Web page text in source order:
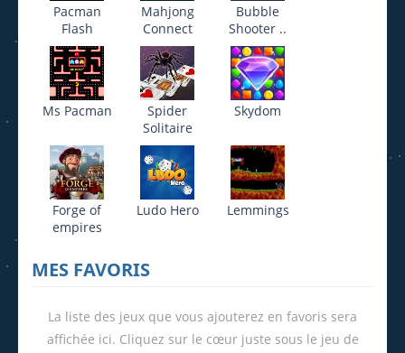
Pacman
Flash
Mahjong
Connect
Bubble
Shooter ..
Ms Pacman
Spider
Solitaire
Skydom
Forge of
empires
Ludo Hero Lemmings
MES FAVORIS
La liste des jeux que vous ajouterez en favoris sera
affichée ici. Cliquez sur le cœur juste sous le jeu de